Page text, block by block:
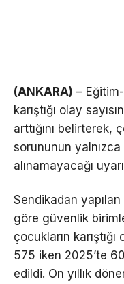
(ANKARA) –
karıştığı olay
arttığını belirterek,
sorununun
alınamayacağı
Sendikadan
göre güvenlik
çocukların karıştığı
575 iken 2025’te
edildi. On yıllık